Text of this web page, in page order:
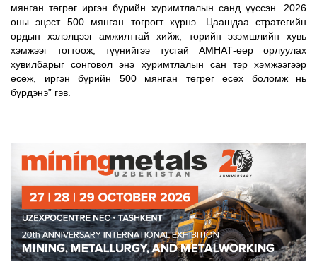
мянган төгрөг иргэн бүрийн хуримтлалын санд үүссэн. 2026
оны эцэст 500 мянган төгрөгт хүрнэ. Цаашдаа стратегийн
ордын хэлэлцээг амжилттай хийж, төрийн эзэмшлийн хувь
хэмжээг тогтоож, түүнийгээ тусгай АМНАТ-өөр орлуулах
хувилбарыг сонговол энэ хуримтлалын сан тэр хэмжээгээр
өсөж, иргэн бүрийн 500 мянган төгрөг өсөх боломж нь
бүрдэнэ” гэв.